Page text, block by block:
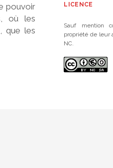
pouvoir
où les
que les
LICENCE
Sauf mention
propriété de leur
NC.